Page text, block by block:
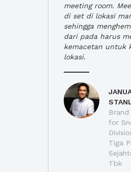
meeting room.
di set di lokasi
sehingga
dari pada harus
kemacetan untuk
lokasi.
Brand
for
Tiga
Tbk